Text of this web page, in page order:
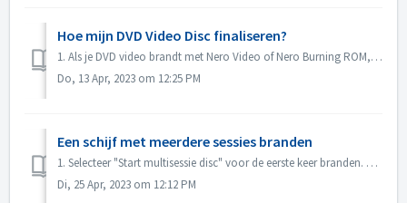
Hoe mijn DVD Video Disc finaliseren?
1. Als je DVD video brandt met Nero Video of Nero Burning ROM, wordt de disc automatisch gefinaliseerd en kan deze op de meeste spelers worden afgespeeld. ...
Do, 13 Apr, 2023 om 12:25 PM
Een schijf met meerdere sessies branden
1. Selecteer "Start multisessie disc" voor de eerste keer branden. 2. Plaats de gebrande disk opnieuw. 3. Selecteer "Continue Multis...
Di, 25 Apr, 2023 om 12:12 PM